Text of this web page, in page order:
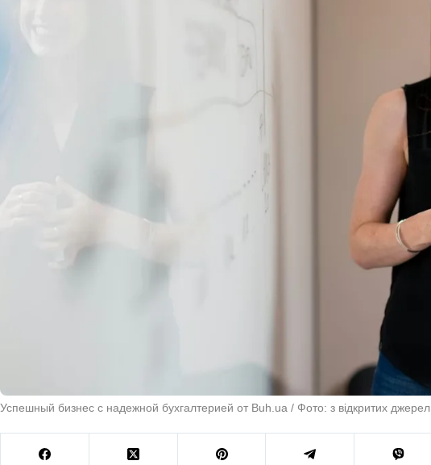
Успешный бизнес с надежной бухгалтерией от Buh.ua / Фото: з відкритих джерел